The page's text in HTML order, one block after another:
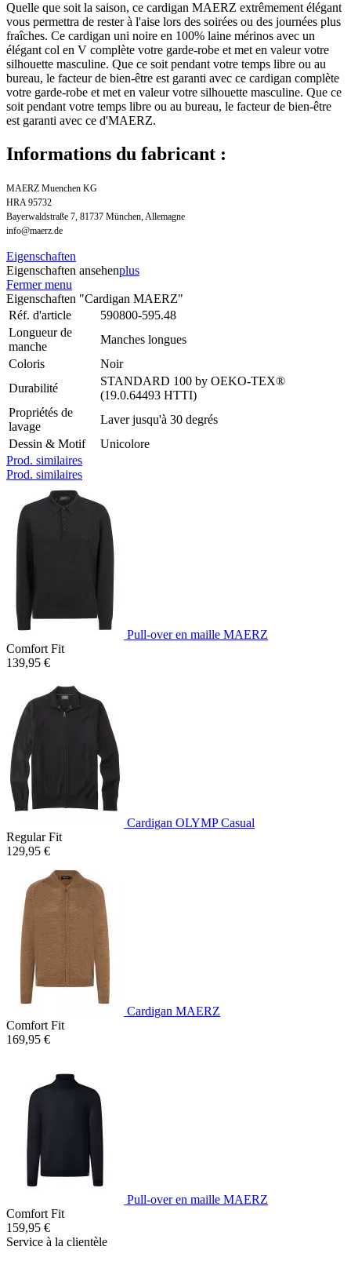
Quelle que soit la saison, ce cardigan MAERZ extrêmement élégant
vous permettra de rester à l'aise lors des soirées ou des journées plus
fraîches. Ce cardigan uni noire en 100% laine mérinos avec un
élégant col en V complète votre garde-robe et met en valeur votre
silhouette masculine. Que ce soit pendant votre temps libre ou au
bureau, le facteur de bien-être est garanti avec ce cardigan complète
votre garde-robe et met en valeur votre silhouette masculine. Que ce
soit pendant votre temps libre ou au bureau, le facteur de bien-être
est garanti avec ce d'MAERZ.
Informations du fabricant :
MAERZ Muenchen KG
HRA 95732
Bayerwaldstraße 7, 81737 München, Allemagne
info@maerz.de
Eigenschaften
Eigenschaften ansehenplus
Fermer menu
Eigenschaften "Cardigan MAERZ"
Réf. d'article
590800-595.48
Longueur de
manche
Manches longues
Coloris
Noir
Durabilité
STANDARD 100 by OEKO-TEX®
(19.0.64493 HTTI)
Propriétés de
lavage
Laver jusqu'à 30 degrés
Dessin & Motif
Unicolore
Prod. similaires
Prod. similaires
Pull-over en maille MAERZ
Comfort Fit
139,95 €
Cardigan OLYMP Casual
Regular Fit
129,95 €
Cardigan MAERZ
Comfort Fit
169,95 €
Pull-over en maille MAERZ
Comfort Fit
159,95 €
Service à la clientèle